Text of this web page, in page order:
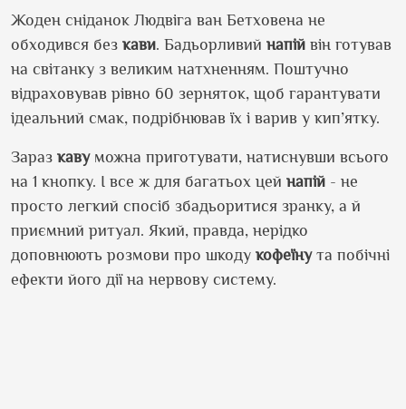
Жоден сніданок Людвіга ван Бетховена не
обходився без кави. Бадьорливий напій він готував
на світанку з великим натхненням. Поштучно
відраховував рівно 60 зерняток, щоб гарантувати
ідеальний смак, подрібнював їх і варив у кип’ятку.
Зараз кавуможна приготувати, натиснувши всього
на 1 кнопку. І все ж для багатьох цей напій - не
просто легкий спосіб збадьоритися зранку, а й
приємний ритуал. Який, правда, нерідко
доповнюють розмови про шкоду кофеїнута побічні
ефекти його дії на нервову систему.